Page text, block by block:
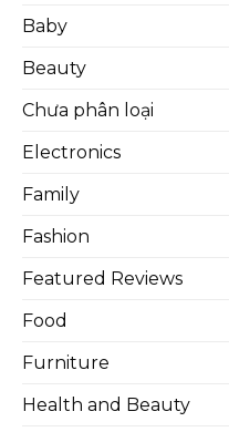
Baby
Beauty
Chưa phân loại
Electronics
Family
Fashion
Featured Reviews
Food
Furniture
Health and Beauty